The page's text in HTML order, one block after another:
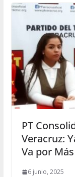
PT
Veracruz:
Va por Más
6 junio, 2025